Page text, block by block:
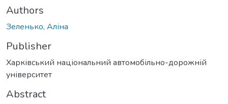
Authors
Зеленько, Аліна
Publisher
Харківський національний автомобільно-дорожній
університет
Abstract